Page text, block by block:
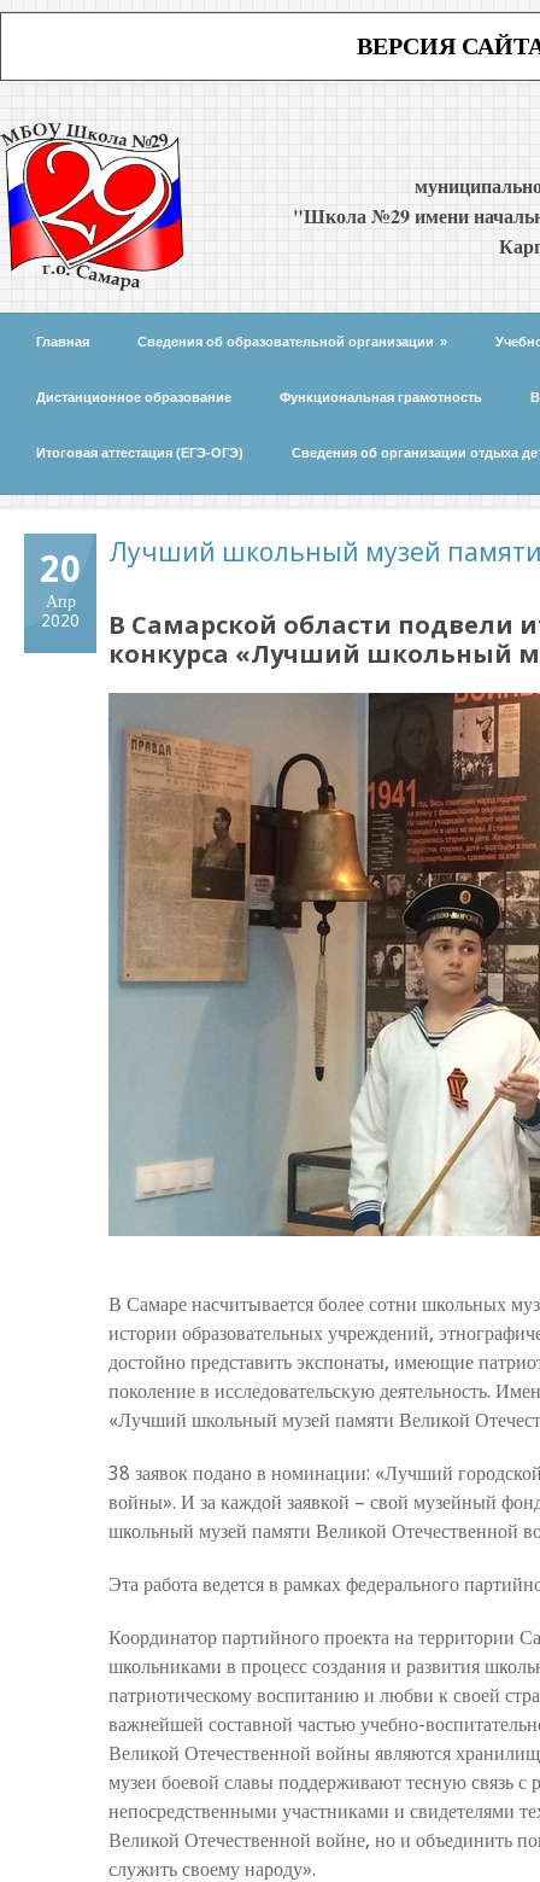
ВЕРСИЯ
"Школа №29 имени
Главная Сведения об образовательной организации »
Дистанционное образование Функциональная грамотность
Итоговая аттестация (ЕГЭ-ОГЭ) Сведения об организации отдыха
20
Апр
2020
Лучший школьный музей
В Самарской области подвели
конкурса «Лучший школьный
В Самаре насчитывается более сотни школьных
истории образовательных учреждений,
достойно представить экспонаты, имеющие
поколение в исследовательскую деятельность.
«Лучший школьный музей памяти Великой
38 заявок подано в номинации: «Лучший
войны». И за каждой заявкой – свой музейный
школьный музей памяти Великой Отечественной
Эта работа ведется в рамках федерального
Координатор партийного проекта на территории
школьниками в процесс создания и развития
патриотическому воспитанию и любви к своей
важнейшей составной частью учебно-
Великой Отечественной войны являются
музеи боевой славы поддерживают тесную связь
непосредственными участниками и свидетелями
Великой Отечественной войне, но и объединить
служить своему народу».